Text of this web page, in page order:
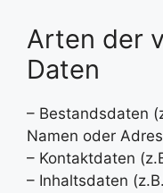
Arten der
Daten
– Bestandsdaten
Namen oder
– Kontaktdaten
– Inhaltsdaten